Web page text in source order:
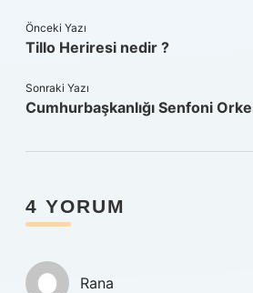
Önceki Yazı
Tillo Heriresi nedir ?
Sonraki Yazı
Cumhurbaşkanlığı Senfoni
4 YORUM
Rana